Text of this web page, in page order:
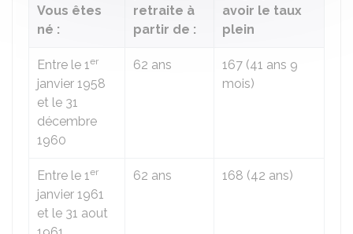
Vous êtes
né :
retraite à
partir de :
avoir le taux
plein
Entre le 1er
janvier 1958
et le 31
décembre
1960
62 ans
167 (41 ans 9
mois)
Entre le 1er
janvier 1961
et le 31 aout
62 ans 168 (42 ans)